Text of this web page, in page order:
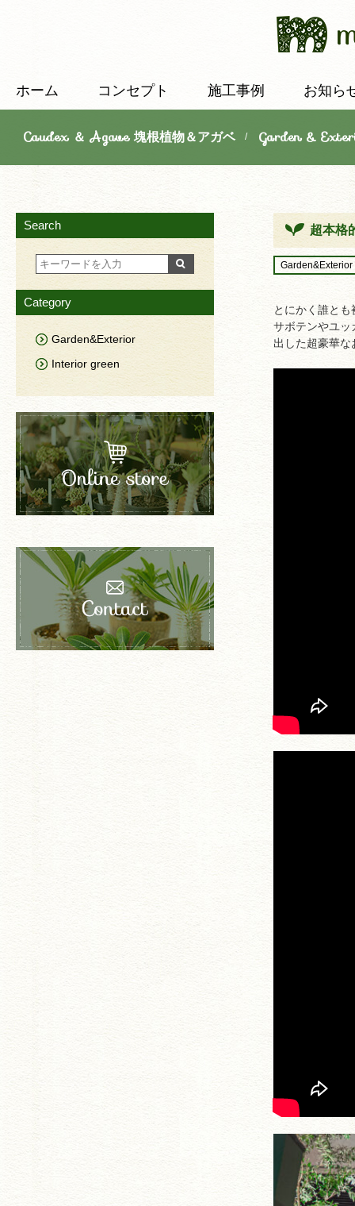
ホーム コンセプト 施工事例 お知ら
Caudex ＆ Agave 塊根植物＆アガベ/Garden &
超本格
Garden&Exterior
とにかく誰と
サボテンやユッ
出した超豪華な
Search
Category
Garden&Exterior
Interior green